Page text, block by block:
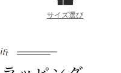
サイズ選び